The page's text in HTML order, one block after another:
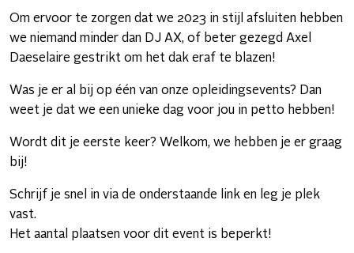
Om ervoor te zorgen dat we 2023 in stijl afsluiten hebben
we niemand minder dan DJ AX, of beter gezegd Axel
Daeselaire gestrikt om het dak eraf te blazen!
Was je er al bij op één van onze opleidingsevents? Dan
weet je dat we een unieke dag voor jou in petto hebben!
Wordt dit je eerste keer? Welkom, we hebben je er graag
bij!
Schrijf je snel in via de onderstaande link en leg je plek
vast.
Het aantal plaatsen voor dit event is beperkt!